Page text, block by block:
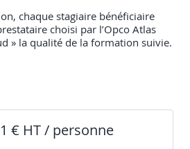
chaque stagiaire bénéficiaire
choisi par l’Opco Atlas
» la qualité de la formation suivie.
€ HT / personne